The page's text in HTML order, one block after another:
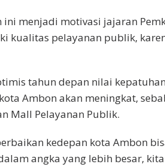
ini menjadi motivasi jajaran
kualitas pelayanan publik,
tahun depan nilai
Ambon akan meningkat,
Mall Pelayanan Publik.
kedepan kota Ambon
angka yang lebih besar,